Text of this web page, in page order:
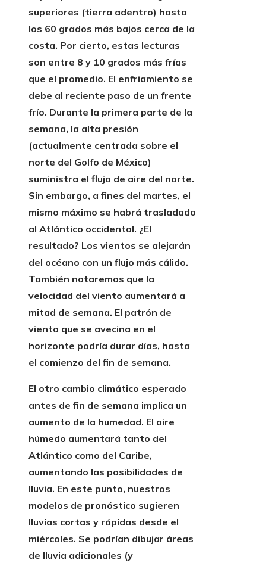
superiores (tierra adentro) hasta
los 60 grados más bajos cerca de la
costa. Por cierto, estas lecturas
son entre 8 y 10 grados más frías
que el promedio. El enfriamiento se
debe al reciente paso de un frente
frío. Durante la primera parte de la
semana, la alta presión
(actualmente centrada sobre el
norte del Golfo de México)
suministra el flujo de aire del norte.
Sin embargo, a fines del martes, el
mismo máximo se habrá trasladado
al Atlántico occidental. ¿El
resultado? Los vientos se alejarán
del océano con un flujo más cálido.
También notaremos que la
velocidad del viento aumentará a
mitad de semana. El patrón de
viento que se avecina en el
horizonte podría durar días, hasta
el comienzo del fin de semana.
El otro cambio climático esperado
antes de fin de semana implica un
aumento de la humedad. El aire
húmedo aumentará tanto del
Atlántico como del Caribe,
aumentando las posibilidades de
lluvia. En este punto, nuestros
modelos de pronóstico sugieren
lluvias cortas y rápidas desde el
miércoles. Se podrían dibujar áreas
de lluvia adicionales (y